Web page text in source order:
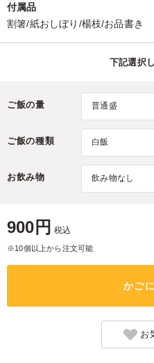
付属品
割箸/紙おしぼり/楊枝/お品書き
下記選択
ご飯の量
ご飯の種類
お飲み物
900円 税込
※10個以上から注文可能
かご
お